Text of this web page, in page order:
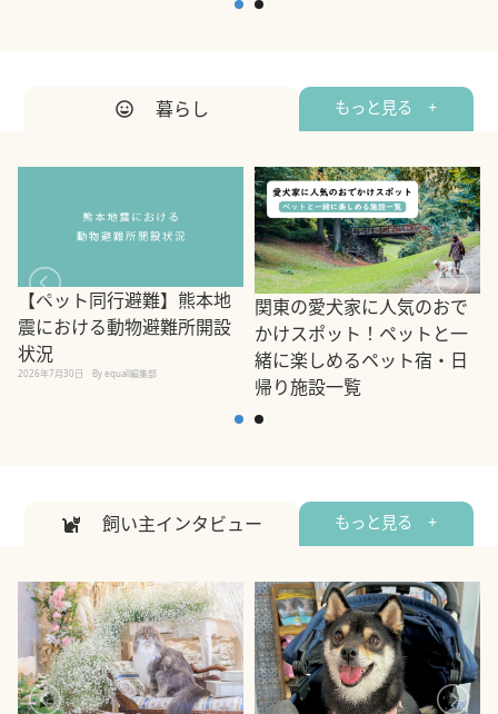
暮らし もっと見る +
【ペット同行避難】熊本地
震における動物避難所開設
状況
2026年7月30日 By equall編集部
関東の愛犬家に人気のおで
かけスポット！ペットと一
緒に楽しめるペット宿・日
帰り施設一覧
飼い主インタビュー もっと見る +